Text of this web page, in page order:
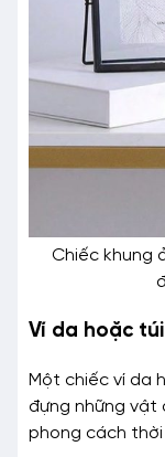
Chiếc khung
Ví da hoặc
Một chiếc ví da
đựng những vật
phong cách